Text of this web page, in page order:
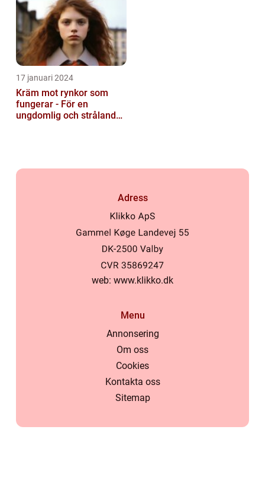
17 januari 2024
Kräm mot rynkor som
fungerar - För en
ungdomlig och strålande
Adress
web: www.klikko.dk
Menu
Annonsering
Om oss
Cookies
Kontakta oss
Sitemap